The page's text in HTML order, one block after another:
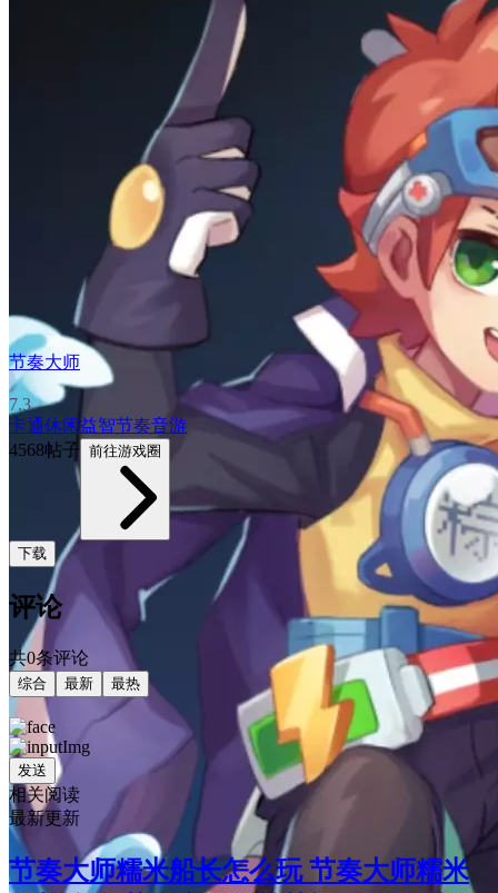
节奏大师
7.3
卡通休闲益智节奏音游
4568帖子 前往游戏圈
下载
评论
共0条评论
综合 最新 最热
发送
相关阅读
最新更新
节奏大师糯米船长怎么玩 节奏大师糯米